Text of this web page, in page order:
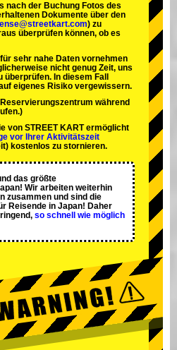
nach der Buchung Fotos des
Dokumente über den
) zu
überprüfen können, ob es
sehr nahe Daten vornehmen
nicht genug Zeit, uns
In diesem Fall
eigenes Risiko vergewissern.
während
von STREET KART ermöglicht
vor Ihrer Aktivitätszeit
kostenlos zu stornieren.
das größte
Wir arbeiten weiterhin
zusammen und sind die
Reisende in Japan! Daher
so schnell wie möglich